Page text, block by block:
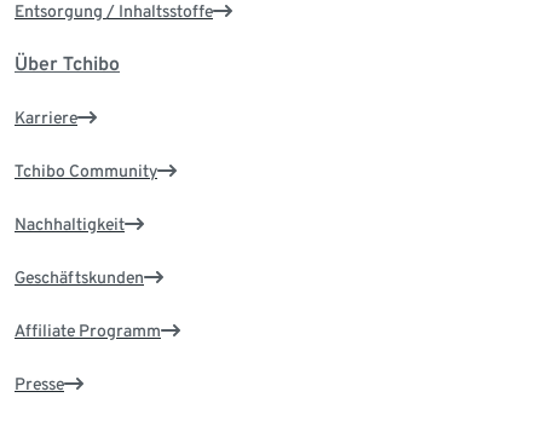
Entsorgung / Inhaltsstoffe
Über Tchibo
Karriere
Tchibo Community
Nachhaltigkeit
Geschäftskunden
Affiliate Programm
Presse